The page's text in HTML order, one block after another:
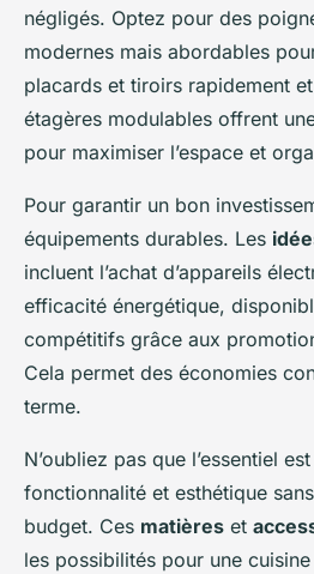
négligés. Optez pour des
modernes mais abordables
placards et tiroirs rapidement
étagères modulables offrent
pour maximiser l’espace et
Pour garantir un bon
équipements durables. Les
incluent l’achat d’appareils
efficacité énergétique,
compétitifs grâce aux
Cela permet des économies
terme.
N’oubliez pas que l’essentiel
fonctionnalité et esthétique
budget. Ces matières et
les possibilités pour une